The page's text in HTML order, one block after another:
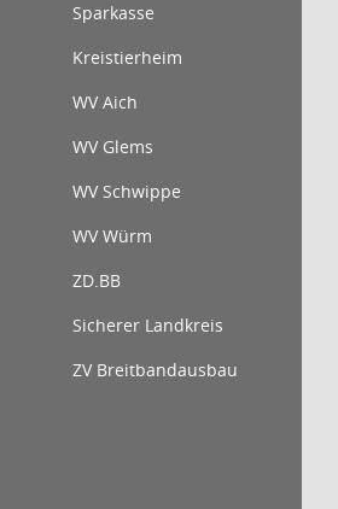
Sparkasse
Kreistierheim
WV Aich
WV Glems
WV Schwippe
WV Würm
ZD.BB
Sicherer Landkreis
ZV Breitbandausbau